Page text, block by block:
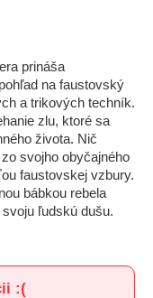
prináša
na faustovský
a trikových techník.
zlu, ktoré sa
života. Nič
svojho obyčajného
faustovskej vzbury.
bábkou rebela
ľudskú dušu.
:(